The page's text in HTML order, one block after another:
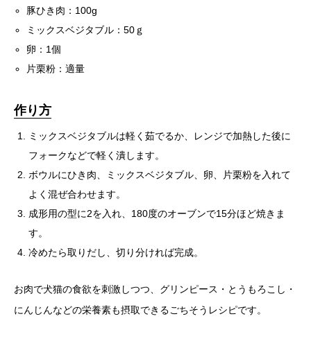
豚ひき肉：100g
ミックスベジタブル：50ｇ
卵：1個
片栗粉：適量
作り方
ミックスベジタブルは軽く茹でるか、レンジで加熱した後に
フォークなどで軽く潰します。
ボウルにひき肉、ミックスベジタブル、卵、片栗粉を入れて
よく混ぜ合わせます。
成形用の型に2を入れ、180度のオーブンで15分ほど焼きま
す。
冷めたら取りだし、切り分ければ完成。
お肉で犬猫の食欲を刺激しつつ、グリンピース・とうもろこし・
にんじんなどの栄養素も摂取できるごちそうレシピです。